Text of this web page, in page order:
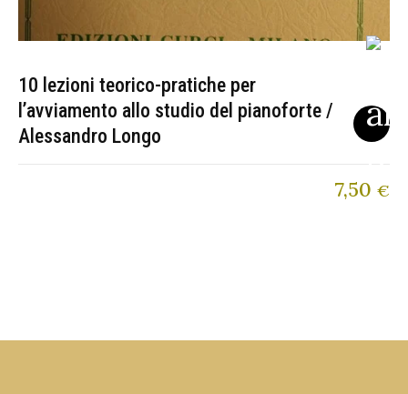
10 lezioni teorico-pratiche per
l’avviamento allo studio del pianoforte /
Alessandro Longo
7,50 €